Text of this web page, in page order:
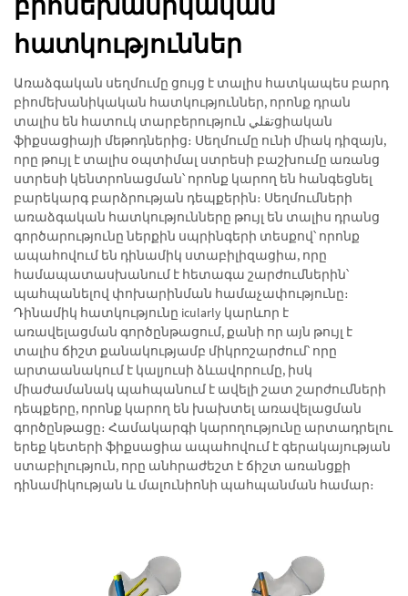
հատկություններ
Առաձգական սեղմումը ցույց է տալիս հատկապես բարդ
բիոմեխանիկական հատկություններ, որոնք դրան
տալիս են հատուկ տարբերություն تقليցիական
ֆիքսացիայի մեթոդներից։ Սեղմումը ունի միակ դիզայն,
որը թույլ է տալիս օպտիմալ ստրեսի բաշխումը առանց
ստրեսի կենտրոնացման՝ որոնք կարող են հանգեցնել
բարեկարգ բարձրության դեպքերին։ Սեղմումների
առաձգական հատկությունները թույլ են տալիս դրանց
գործարությունը ներքին սպրինգերի տեսքով՝ որոնք
ապահովում են դինամիկ ստաբիլիզացիա, որը
համապատասխանում է հետագա շարժումներին՝
պահպանելով փոխարինման համաչափությունը։
Դինամիկ հատկությունը icularly կարևոր է
առավելացման գործընթացում, քանի որ այն թույլ է
տալիս ճիշտ քանակությամբ միկրոշարժում՝ որը
արտաանակում է կալյուսի ձևավորումը, իսկ
միաժամանակ պահպանում է ավելի շատ շարժումների
դեպքերը, որոնք կարող են խախտել առավելացման
գործընթացը։ Համակարգի կարողությունը արտադրելու
երեք կետերի ֆիքսացիա ապահովում է գերակայության
ստաբիլություն, որը անհրաժեշտ է ճիշտ առանցքի
դինամիկության և մալունիոնի պահպանման համար։